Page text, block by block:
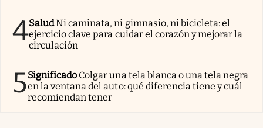
4SaludNi caminata, ni gimnasio, ni bicicleta: el
ejercicio clave para cuidar el corazón y mejorar la
circulación
5Significado Colgar una tela blanca o una tela negra
en la ventana del auto: qué diferencia tiene y cuál
recomiendan tener